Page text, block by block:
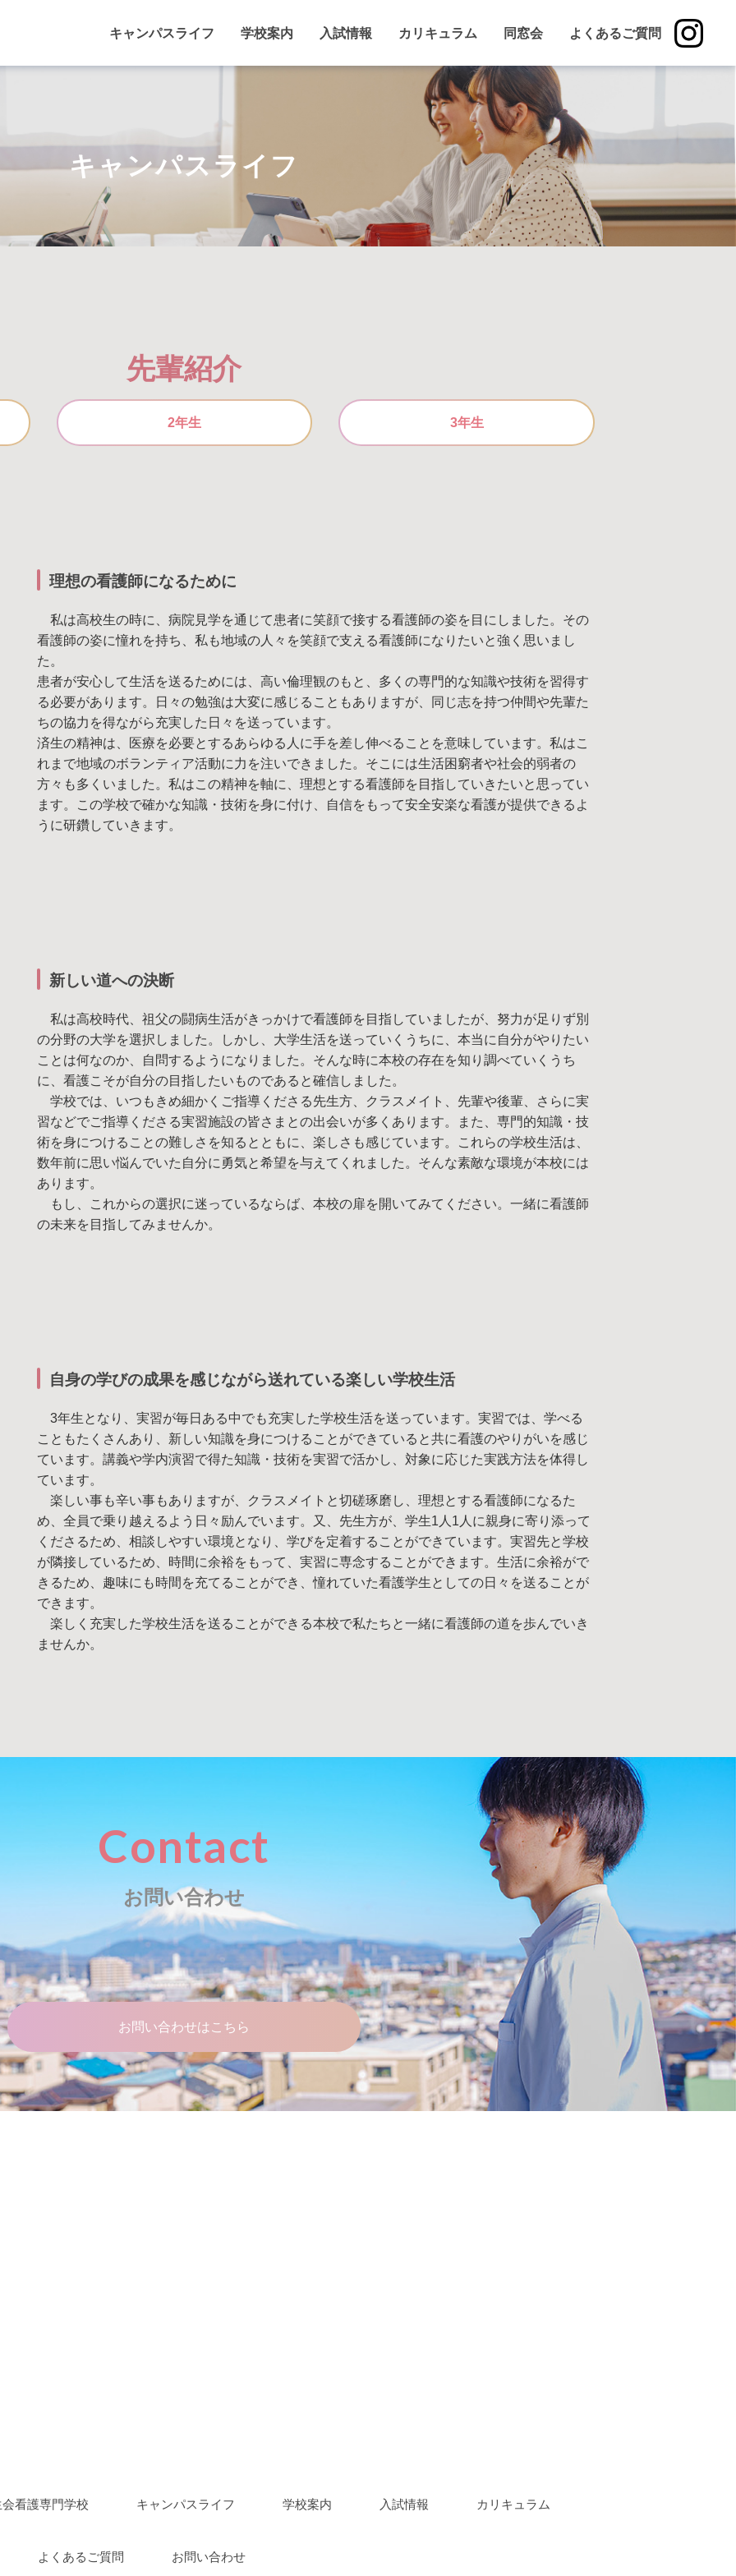
キャンパスライフ 学校案内 入試情報 カリキュラム 同窓会 よくあるご質問
キャンパスライフ
先輩紹介
2年生 3年生
理想の看護師になるために
私は高校生の時に、病院見学を通じて患者に笑顔で接する看護師の姿を目にしました。その
看護師の姿に憧れを持ち、私も地域の人々を笑顔で支える看護師になりたいと強く思いまし
た。
患者が安心して生活を送るためには、高い倫理観のもと、多くの専門的な知識や技術を習得す
る必要があります。日々の勉強は大変に感じることもありますが、同じ志を持つ仲間や先輩た
ちの協力を得ながら充実した日々を送っています。
済生の精神は、医療を必要とするあらゆる人に手を差し伸べることを意味しています。私はこ
れまで地域のボランティア活動に力を注いできました。そこには生活困窮者や社会的弱者の
方々も多くいました。私はこの精神を軸に、理想とする看護師を目指していきたいと思ってい
ます。この学校で確かな知識・技術を身に付け、自信をもって安全安楽な看護が提供できるよ
うに研鑽していきます。
新しい道への決断
私は高校時代、祖父の闘病生活がきっかけで看護師を目指していましたが、努力が足りず別
の分野の大学を選択しました。しかし、大学生活を送っていくうちに、本当に自分がやりたい
ことは何なのか、自問するようになりました。そんな時に本校の存在を知り調べていくうち
に、看護こそが自分の目指したいものであると確信しました。
学校では、いつもきめ細かくご指導くださる先生方、クラスメイト、先輩や後輩、さらに実
習などでご指導くださる実習施設の皆さまとの出会いが多くあります。また、専門的知識・技
術を身につけることの難しさを知るとともに、楽しさも感じています。これらの学校生活は、
数年前に思い悩んでいた自分に勇気と希望を与えてくれました。そんな素敵な環境が本校には
あります。
もし、これからの選択に迷っているならば、本校の扉を開いてみてください。一緒に看護師
の未来を目指してみませんか。
自身の学びの成果を感じながら送れている楽しい学校生活
3年生となり、実習が毎日ある中でも充実した学校生活を送っています。実習では、学べる
こともたくさんあり、新しい知識を身につけることができていると共に看護のやりがいを感じ
ています。講義や学内演習で得た知識・技術を実習で活かし、対象に応じた実践方法を体得し
ています。
楽しい事も辛い事もありますが、クラスメイトと切磋琢磨し、理想とする看護師になるた
め、全員で乗り越えるよう日々励んでいます。又、先生方が、学生1人1人に親身に寄り添って
くださるため、相談しやすい環境となり、学びを定着することができています。実習先と学校
が隣接しているため、時間に余裕をもって、実習に専念することができます。生活に余裕がで
きるため、趣味にも時間を充てることができ、憧れていた看護学生としての日々を送ることが
できます。
楽しく充実した学校生活を送ることができる本校で私たちと一緒に看護師の道を歩んでいき
ませんか。
Contact
お問い合わせ
お問い合わせはこちら
看護専門学校 キャンパスライフ 学校案内 入試情報 カリキュラム
よくあるご質問 お問い合わせ